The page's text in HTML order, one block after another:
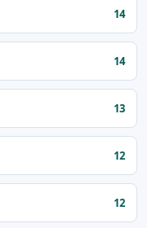
14
14
13
12
12